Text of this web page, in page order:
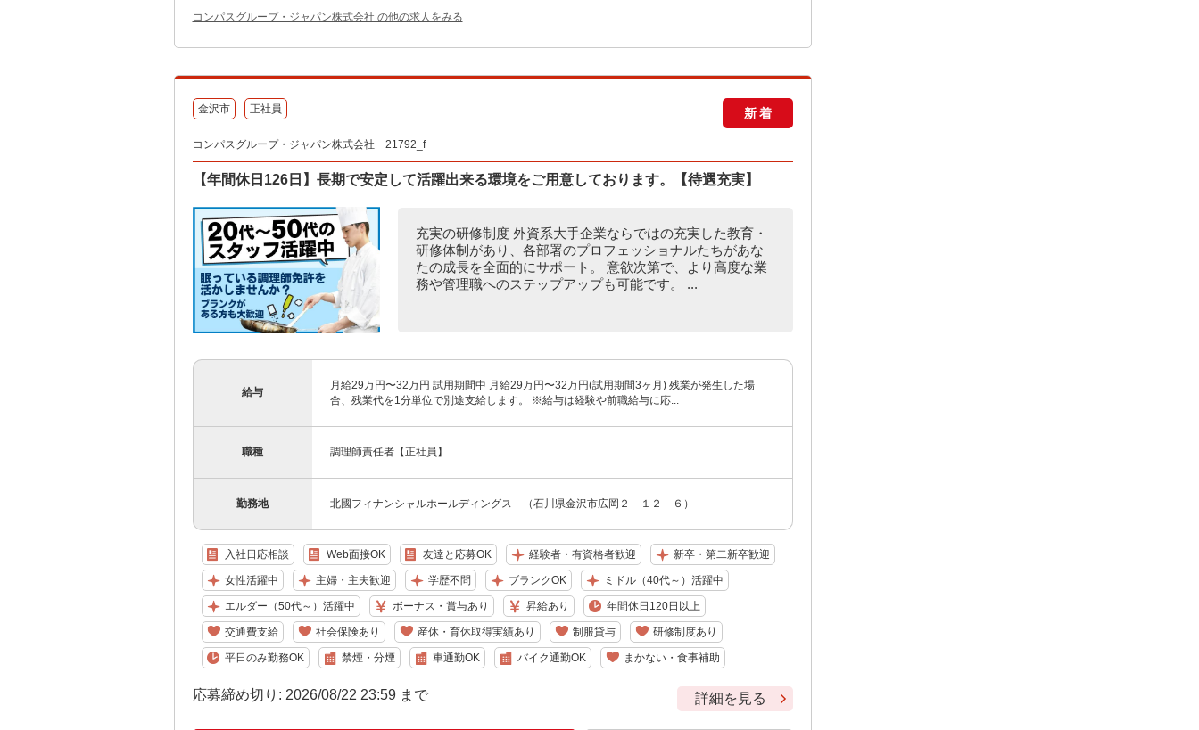
コンパスグループ・ジャパン株式会社 の他の求人をみる
金沢市 正社員 新着
コンパスグループ・ジャパン株式会社 21792_f
【年間休日126日】長期で安定して活躍出来る環境をご用意しております。【待遇充実】
充実の研修制度 外資系大手企業ならではの充実した教育・
研修体制があり、各部署のプロフェッショナルたちがあな
たの成長を全面的にサポート。 意欲次第で、より高度な業
務や管理職へのステップアップも可能です。 ...
給与
月給29万円〜32万円 試用期間中 月給29万円〜32万円(試用期間3ヶ月) 残業が発生した場
合、残業代を1分単位で別途支給します。 ※給与は経験や前職給与に応...
職種 調理師責任者【正社員】
勤務地 北國フィナンシャルホールディングス （石川県金沢市広岡２－１２－６）
入社日応相談 Web面接OK 友達と応募OK 経験者・有資格者歓迎 新卒・第二新卒歓迎
女性活躍中 主婦・主夫歓迎 学歴不問 ブランクOK ミドル（40代～）活躍中
エルダー（50代～）活躍中 ボーナス・賞与あり 昇給あり 年間休日120日以上
交通費支給 社会保険あり 産休・育休取得実績あり 制服貸与 研修制度あり
平日のみ勤務OK 禁煙・分煙 車通勤OK バイク通勤OK まかない・食事補助
応募締め切り: 2026/08/22 23:59 まで 詳細を見る